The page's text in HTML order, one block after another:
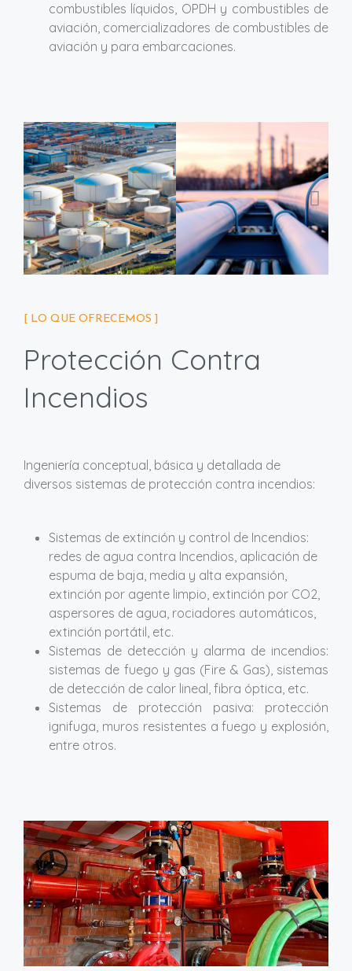
combustibles líquidos, OPDH y combustibles de
aviación, comercializadores de combustibles de
aviación y para embarcaciones.
[ LO QUE OFRECEMOS ]
Protección Contra
Incendios
Ingeniería conceptual, básica y detallada de
diversos sistemas de protección contra incendios:
Sistemas de extinción y control de Incendios:
redes de agua contra Incendios, aplicación de
espuma de baja, media y alta expansión,
extinción por agente limpio, extinción por CO2,
aspersores de agua, rociadores automáticos,
extinción portátil, etc.
Sistemas de detección y alarma de incendios:
sistemas de fuego y gas (Fire & Gas), sistemas
de detección de calor lineal, fibra óptica, etc.
Sistemas de protección pasiva: protección
ignifuga, muros resistentes a fuego y explosión,
entre otros.